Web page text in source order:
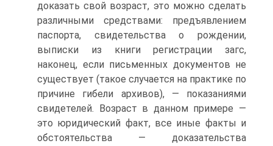
доказать свой возраст, это можно сделать
различными средствами: предъявлением
паспорта, свидетельства о рождении,
выписки из книги регистрации загс,
наконец, если письменных документов не
существует (такое случается на практике по
причине гибели архивов), — показаниями
свидетелей. Возраст в данном примере —
это юридический факт, все иные факты и
обстоятельства — доказательства